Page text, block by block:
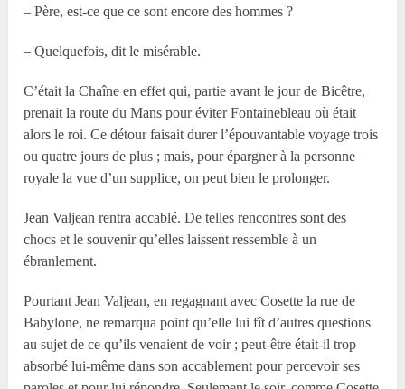
– Père, est-ce que ce sont encore des hommes ?
– Quelquefois, dit le misérable.
C’était la Chaîne en effet qui, partie avant le jour de Bicêtre,
prenait la route du Mans pour éviter Fontainebleau où était
alors le roi. Ce détour faisait durer l’épouvantable voyage trois
ou quatre jours de plus ; mais, pour épargner à la personne
royale la vue d’un supplice, on peut bien le prolonger.
Jean Valjean rentra accablé. De telles rencontres sont des
chocs et le souvenir qu’elles laissent ressemble à un
ébranlement.
Pourtant Jean Valjean, en regagnant avec Cosette la rue de
Babylone, ne remarqua point qu’elle lui fît d’autres questions
au sujet de ce qu’ils venaient de voir ; peut-être était-il trop
absorbé lui-même dans son accablement pour percevoir ses